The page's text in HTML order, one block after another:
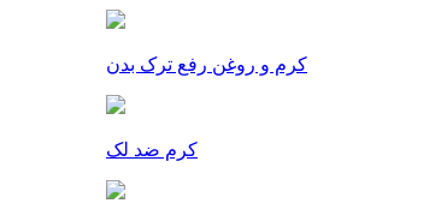
کرم و روغن رفع ترک بدن
کرم ضد لک